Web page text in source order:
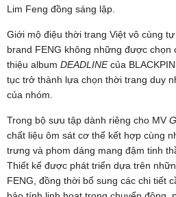
Lim Feng đồng sáng lập.
Giới mộ điệu thời trang Việt vô cùng
brand FENG không những được chọn
thiệu album DEADLINEcủa
tục trở thành lựa chọn thời trang duy
của nhóm.
Trong bộ sưu tập dành riêng cho MV
chất liệu ôm sát cơ thể kết hợp cùng
trưng và phom dáng mang đậm tinh
Thiết kế được phát triển dựa trên
FENG, đồng thời bổ sung các chi tiết